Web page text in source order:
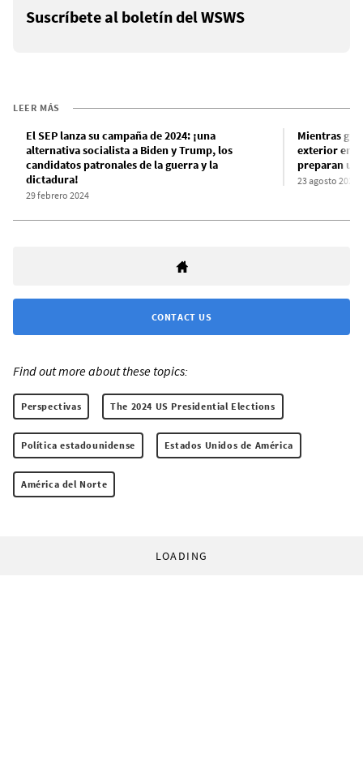
Suscríbete al boletín del WSWS
LEER MÁS
El SEP lanza su campaña de 2024: ¡una
alternativa socialista a Biden y Trump, los
candidatos patronales de la guerra y la
dictadura!
29 febrero 2024
Mientras
exterior en
preparan
23 agosto 2024
CONTACT US
Find out more about these topics:
Perspectivas The 2024 US Presidential Elections
Política estadounidense Estados Unidos de América
América del Norte
LOADING